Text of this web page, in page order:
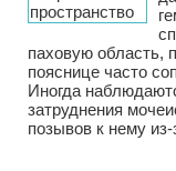
паховую область,
пояснице часто
Иногда
затруднения
позывов к нему